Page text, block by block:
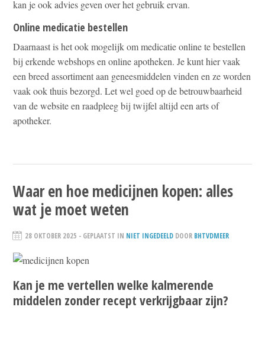
kan je ook advies geven over het gebruik ervan.
Online medicatie bestellen
Daarnaast is het ook mogelijk om medicatie online te bestellen
bij erkende webshops en online apotheken. Je kunt hier vaak
een breed assortiment aan geneesmiddelen vinden en ze worden
vaak ook thuis bezorgd. Let wel goed op de betrouwbaarheid
van de website en raadpleeg bij twijfel altijd een arts of
apotheker.
Waar en hoe medicijnen kopen: alles
wat je moet weten
28 OKTOBER 2025 - GEPLAATST IN NIET INGEDEELD DOOR BHTVDMEER
Kan je me vertellen welke kalmerende
middelen zonder recept verkrijgbaar zijn?